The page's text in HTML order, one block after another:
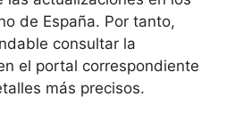
de España. Por tanto,
consultar la
el portal correspondiente
más precisos.